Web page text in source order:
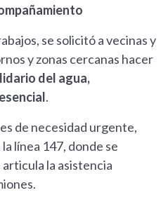
se solicitó a vecinas y
y zonas cercanas hacer
del agua,
.
de necesidad urgente,
línea 147, donde se
articula la asistencia